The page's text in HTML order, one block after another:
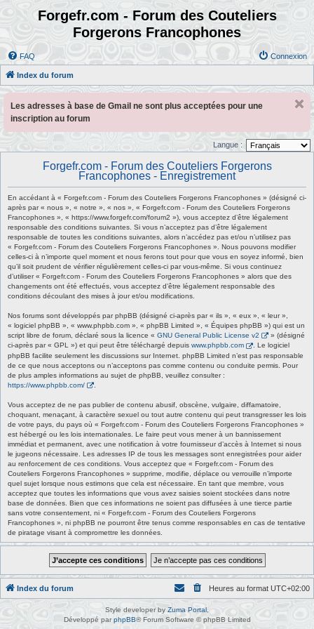
Forgefr.com - Forum des Couteliers
Forgerons Francophones
FAQ Connexion
Index du forum
Les adresses à base de Gmail ne sont plus acceptées pour une
inscription au forum
Langue :
Forgefr.com - Forum des Couteliers Forgerons
Francophones - Enregistrement
En accédant à « Forgefr.com - Forum des Couteliers Forgerons Francophones » (désigné ci-
après par « nous », « notre », « nos », « Forgefr.com - Forum des Couteliers Forgerons
Francophones », « https://www.forgefr.com/forum2 »), vous acceptez d’être légalement
responsable des conditions suivantes. Si vous n’acceptez pas d’être légalement
responsable de toutes les conditions suivantes, alors n’accédez pas et/ou n’utilisez pas
« Forgefr.com - Forum des Couteliers Forgerons Francophones ». Nous pouvons modifier
celles-ci à n’importe quel moment et nous ferons tout pour que vous en soyez informé, bien
qu’il soit prudent de vérifier régulièrement celles-ci par vous-même. Si vous continuez
d’utiliser « Forgefr.com - Forum des Couteliers Forgerons Francophones » alors que des
changements ont été effectués, vous acceptez d’être légalement responsable des
conditions découlant des mises à jour et/ou modifications.
Nos forums sont développés par phpBB (désigné ci-après par « ils », « eux », « leur »,
« logiciel phpBB », « www.phpbb.com », « phpBB Limited », « Équipes phpBB ») qui est un
script libre de forum, déclaré sous la licence « GNU General Public License v2
» (désigné
ci-après par « GPL ») et qui peut être téléchargé depuis www.phpbb.com
. Le logiciel
phpBB facilite seulement les discussions sur Internet. phpBB Limited n’est pas responsable
de ce que nous acceptons ou n’acceptons pas comme contenu ou conduite permis. Pour
de plus amples informations au sujet de phpBB, veuillez consulter :
https://www.phpbb.com/
Vous acceptez de ne pas publier de contenu abusif, obscène, vulgaire, diffamatoire,
choquant, menaçant, à caractère sexuel ou tout autre contenu qui peut transgresser les lois
de votre pays, du pays où « Forgefr.com - Forum des Couteliers Forgerons Francophones »
est hébergé ou les lois internationales. Le faire peut vous mener à un bannissement
immédiat et permanent, avec une notification à votre fournisseur d’accès à Internet si nous
le jugeons nécessaire. Les adresses IP de tous les messages sont enregistrées pour aider
au renforcement de ces conditions. Vous acceptez que « Forgefr.com - Forum des
Couteliers Forgerons Francophones » supprime, modifie, déplace ou verrouille n’importe
quel sujet lorsque nous estimons que cela est nécessaire. En tant que membre, vous
acceptez que toutes les informations que vous avez saisies soient stockées dans notre
base de données. Bien que ces informations ne soient pas diffusées à une tierce partie
sans votre consentement, ni « Forgefr.com - Forum des Couteliers Forgerons
Francophones », ni phpBB ne pourront être tenus comme responsables en cas de tentative
de piratage visant à compromettre les données.
Index du forum Heures au format UTC+02:00
Style developer by Zuma Portal
Développé parphpBB® Forum Software © phpBB Limited